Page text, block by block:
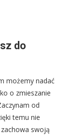
do
możemy nadać
o zmieszanie
od
temu nie
swoją